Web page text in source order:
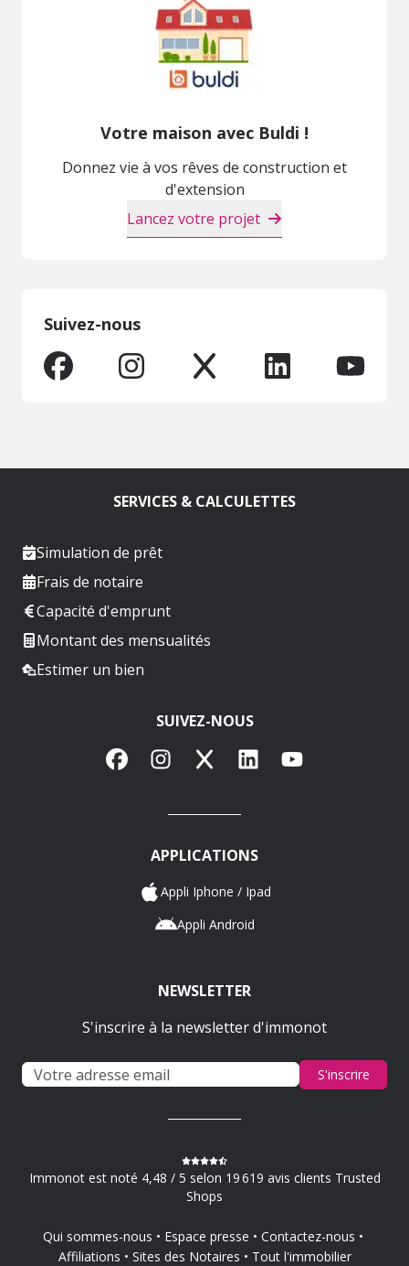
Votre maison avec Buldi !
Donnez vie à vos rêves de construction et
d'extension
Lancez votre projet
Suivez-nous
SERVICES & CALCULETTES
Simulation de prêt
Frais de notaire
Capacité d'emprunt
Montant des mensualités
Estimer un bien
SUIVEZ-NOUS
FacebookInstagram
X LinkedInYouTube
APPLICATIONS
Appli Iphone / Ipad
Appli Android
NEWSLETTER
S'inscrire à la newsletter d'immonot
S'inscrire
Immonot est noté 4,48 / 5 selon 19 619 avis clients Trusted
Shops
Qui sommes-nous Espace presse
Contactez-nous
Affiliations
Sites des Notaires Tout l'immobilier